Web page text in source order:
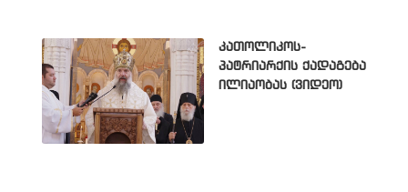
კათოლიკოს-
პატრიარქის ქადაგება
ილიაობას (ვიდეო)